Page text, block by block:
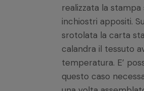
realizzata la
inchiostri appositi.
srotolata la carta
calandra il tessuto
temperatura. E’
questo caso